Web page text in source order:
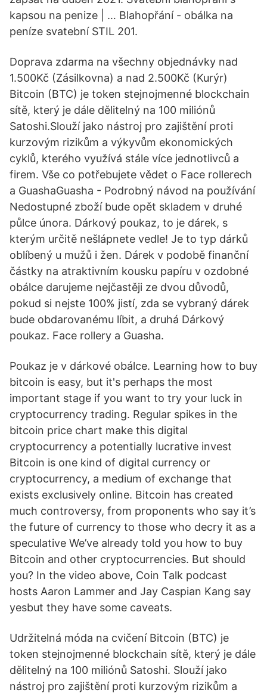
kapsou na penize | … Blahopřání - obálka na
peníze svatební STIL 201.
Doprava zdarma na všechny objednávky nad
1.500Kč (Zásilkovna) a nad 2.500Kč (Kurýr)
Bitcoin (BTC) je token stejnojmenné blockchain
sítě, který je dále dělitelný na 100 miliónů
Satoshi.Slouží jako nástroj pro zajištění proti
kurzovým rizikům a výkyvům ekonomických
cyklů, kterého využívá stále více jednotlivců a
firem. Vše co potřebujete vědet o Face rollerech
a GuashaGuasha - Podrobný návod na používání
Nedostupné zboží bude opět skladem v druhé
půlce února. Dárkový poukaz, to je dárek, s
kterým určitě nešlápnete vedle! Je to typ dárků
oblíbený u mužů i žen. Dárek v podobě finanční
částky na atraktivním kousku papíru v ozdobné
obálce darujeme nejčastěji ze dvou důvodů,
pokud si nejste 100% jistí, zda se vybraný dárek
bude obdarovanému líbit, a druhá Dárkový
poukaz. Face rollery a Guasha.
Poukaz je v dárkové obálce. Learning how to buy
bitcoin is easy, but it's perhaps the most
important stage if you want to try your luck in
cryptocurrency trading. Regular spikes in the
bitcoin price chart make this digital
cryptocurrency a potentially lucrative invest
Bitcoin is one kind of digital currency or
cryptocurrency, a medium of exchange that
exists exclusively online. Bitcoin has created
much controversy, from proponents who say it’s
the future of currency to those who decry it as a
speculative We’ve already told you how to buy
Bitcoin and other cryptocurrencies. But should
you? In the video above, Coin Talk podcast
hosts Aaron Lammer and Jay Caspian Kang say
yesbut they have some caveats.
Udržitelná móda na cvičení Bitcoin (BTC) je
token stejnojmenné blockchain sítě, který je dále
dělitelný na 100 miliónů Satoshi. Slouží jako
nástroj pro zajištění proti kurzovým rizikům a